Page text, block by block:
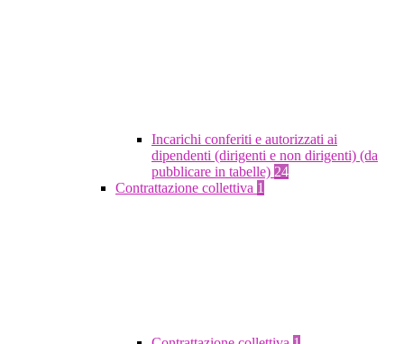
Incarichi conferiti e autorizzati ai
dipendenti (dirigenti e non dirigenti) (da
pubblicare in tabelle) 24
Contrattazione collettiva 1